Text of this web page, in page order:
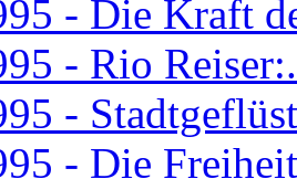
- Die Kraft
- Rio
-
- Die